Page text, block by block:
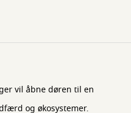
vil åbne døren til en
og økosystemer.